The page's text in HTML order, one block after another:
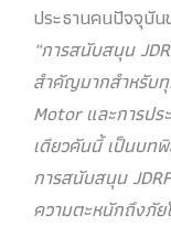
ประธานคนปัจจุบัน
“การสนับสนุน
สำคัญมากสำหรับ
Motor และการป
เดียวคันนี้ เป็นบท
การสนับสนุน
ความตะหนักถึงภัย